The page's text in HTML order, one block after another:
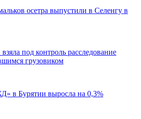
осетра выпустили в Селенгу в
под контроль расследование
грузовиком
в Бурятии выросла на 0,3%